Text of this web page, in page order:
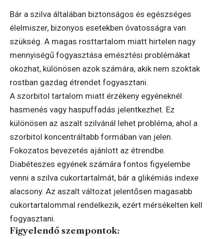
Bár a szilva általában biztonságos és egészséges
élelmiszer, bizonyos esetekben óvatosságra van
szükség. A magas rosttartalom miatt hirtelen nagy
mennyiségű fogyasztása emésztési problémákat
okozhat, különösen azok számára, akik nem szoktak
rostban gazdag étrendet fogyasztani.
A szorbitol tartalom miatt érzékeny egyéneknél
hasmenés vagy haspuffadás jelentkezhet. Ez
különösen az aszalt szilvánál lehet probléma, ahol a
szorbitol koncentráltabb formában van jelen.
Fokozatos bevezetés ajánlott az étrendbe.
Diabéteszes egyének számára fontos figyelembe
venni a szilva cukortartalmát, bár a glikémiás indexe
alacsony. Az aszalt változat jelentősen magasabb
cukortartalommal rendelkezik, ezért mérsékelten kell
fogyasztani.
Figyelendő szempontok: